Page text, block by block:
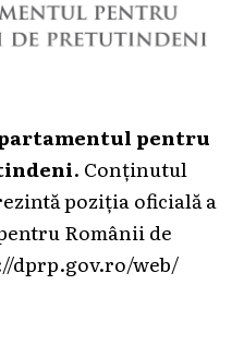
pentru
. Conținutul
poziția oficială a
Românii de
dprp.gov.ro/web/